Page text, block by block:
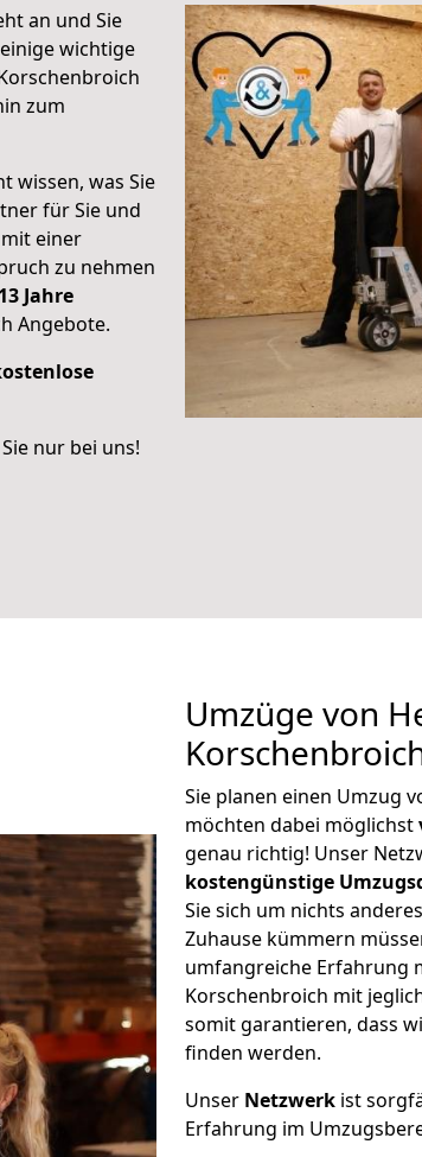
an und Sie
wichtige
zum
wissen, was Sie
für Sie und
einer
zu nehmen
Jahre
Angebote.
nur bei uns!
Umzüge von
Sie planen einen Umzug
möchten dabei möglichst
genau richtig! Unser
kostengünstige
Sie sich um nichts
Zuhause kümmern
umfangreiche Erfahrung
Korschenbroich mit
somit garantieren, dass
finden werden.
Unser Netzwerk ist
Erfahrung im